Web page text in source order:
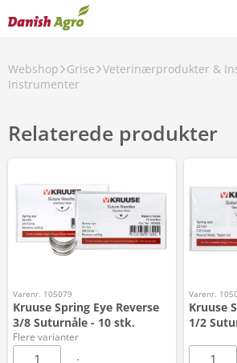
Webshop Grise Veterinærprodukter &
Instrumenter
Relaterede produkter
Varenr. 105079
Kruuse Spring Eye Reverse
3/8 Suturnåle - 10 stk.
Flere varianter
Varenr.
Kruuse
1/2